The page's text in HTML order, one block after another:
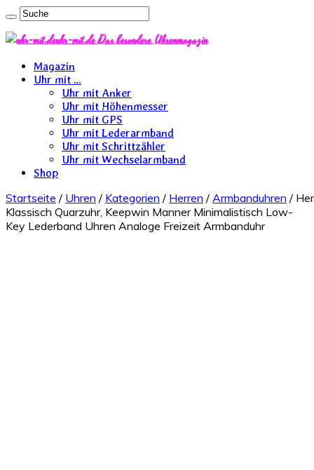
uhr-mit.de Das besondere Uhrenmagazin
Magazin
Uhr mit …
Uhr mit Anker
Uhr mit Höhenmesser
Uhr mit GPS
Uhr mit Lederarmband
Uhr mit Schrittzähler
Uhr mit Wechselarmband
Shop
Startseite / Uhren / Kategorien / Herren / Armbanduhren /
Klassisch Quarzuhr, Keepwin Manner Minimalistisch Low-
Key Lederband Uhren Analoge Freizeit Armbanduhr